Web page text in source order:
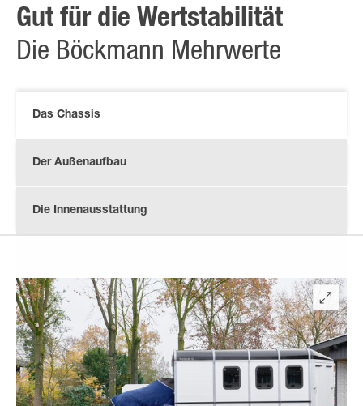
Gut für die Wertstabilität
Die Böckmann Mehrwerte
Das Chassis
Der Außenaufbau
Die Innenausstattung